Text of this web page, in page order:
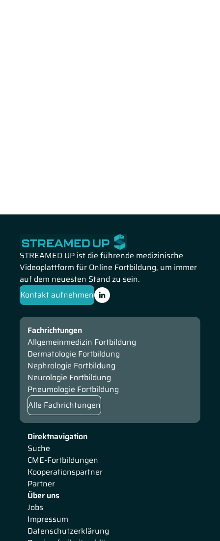
STREAMED UP ist die führende medizinische
Videoplattform für Online Fortbildung, um immer
auf dem neuesten Stand zu sein.
Kontakt aufnehmen
Direktnavigation
Suche
CME-Fortbildungen
Kooperationspartner
Partner
Über uns
Jobs
Impressum
Datenschutzerklärung
Fachrichtungen
Allgemeinmedizin Fortbildung
Dermatologie Fortbildung
Nephrologie Fortbildung
Neurologie Fortbildung
Pneumologie Fortbildung
Alle Fachrichtungen